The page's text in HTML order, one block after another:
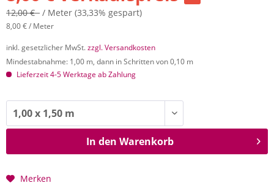
12,00 € / Meter (33,33% gespart)
8,00 € / Meter
inkl. gesetzlicher MwSt.zzgl. Versandkosten
Mindestabnahme: 1,00 m, dann in Schritten von 0,10 m
Lieferzeit 4-5 Werktage ab Zahlung
In den Warenkorb
Merken